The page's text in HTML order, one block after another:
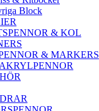
Block
& KOL
& MARKERS